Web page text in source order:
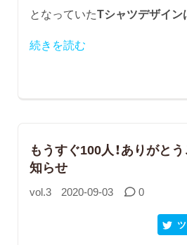
となっていたTシャツデザイン
続きを読む
もうすぐ100人！ありがと
知らせ
vol.3 2020-09-03 0